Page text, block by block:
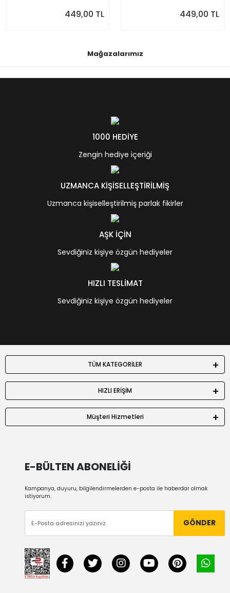
449,00 TL 449,00 TL
Mağazalarımız
1000 HEDİYE
Zengin hediye içeriği
UZMANCA KİŞİSELLEŞTİRİLMİŞ
Uzmanca kişiselleştirilmiş parlak fikirler
AŞK İÇİN
Sevdiğiniz kişiye özgün hediyeler
HIZLI TESLİMAT
Sevdiğiniz kişiye özgün hediyeler
TÜM KATEGORİLER
HIZLI ERİŞİM
Müşteri Hizmetleri
E-BÜLTEN ABONELİĞİ
Kampanya, duyuru, bilgilendirmelerden e-posta ile haberdar olmak
istiyorum.
GÖNDER